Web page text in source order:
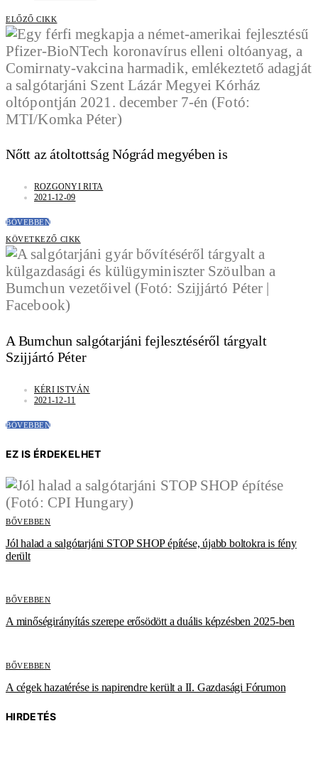
ELŐZŐ CIKK
Nőtt az átoltottság Nógrád megyében is
ROZGONYI RITA
2021-12-09
BŐVEBBEN
KÖVETKEZŐ CIKK
A Bumchun salgótarjáni fejlesztéséről tárgyalt
Szijjártó Péter
KÉRI ISTVÁN
2021-12-11
BŐVEBBEN
EZ IS ÉRDEKELHET
BŐVEBBEN
Jól halad a salgótarjáni STOP SHOP építése, újabb boltokra is fény
derült
BŐVEBBEN
A minőségirányítás szerepe erősödött a duális képzésben 2025-ben
BŐVEBBEN
A cégek hazatérése is napirendre került a II. Gazdasági Fórumon
HIRDETÉS